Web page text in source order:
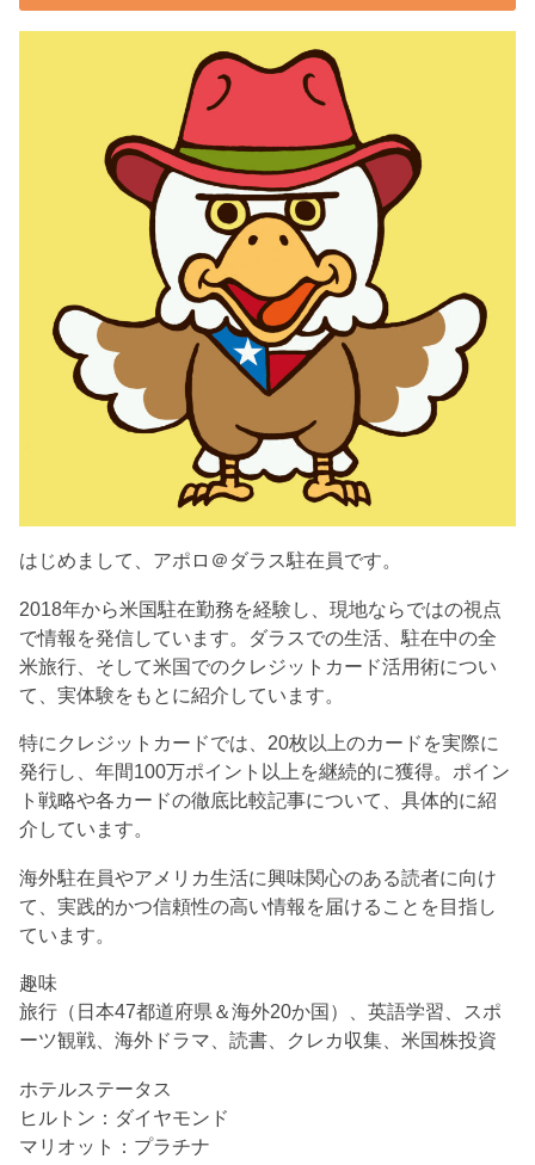
はじめまして、アポロ＠ダラス駐在員です。
2018年から米国駐在勤務を経験し、現地ならではの視点
で情報を発信しています。ダラスでの生活、駐在中の全
米旅行、そして米国でのクレジットカード活用術につい
て、実体験をもとに紹介しています。
特にクレジットカードでは、20枚以上のカードを実際に
発行し、年間100万ポイント以上を継続的に獲得。ポイン
ト戦略や各カードの徹底比較記事について、具体的に紹
介しています。
海外駐在員やアメリカ生活に興味関心のある読者に向け
て、実践的かつ信頼性の高い情報を届けることを目指し
ています。
趣味
旅行（日本47都道府県＆海外20か国）、英語学習、スポ
ーツ観戦、海外ドラマ、読書、クレカ収集、米国株投資
ホテルステータス
ヒルトン：ダイヤモンド
マリオット：プラチナ